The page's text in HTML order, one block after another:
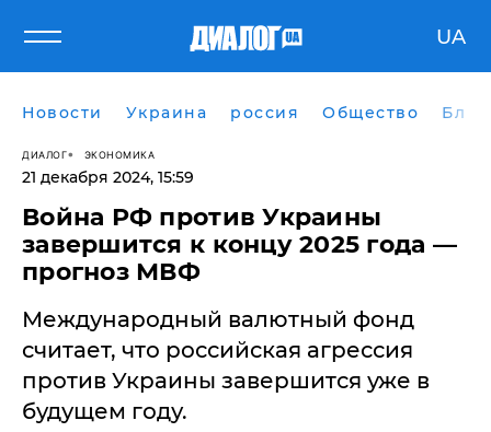
UA
Новости Украина россия Общество
ДИАЛОГ ЭКОНОМИКА
21 декабря 2024, 15:59
Война РФ против Украины
завершится к концу 2025 года —
прогноз МВФ
​Международный валютный фонд
считает, что российская агрессия
против Украины завершится уже в
будущем году.